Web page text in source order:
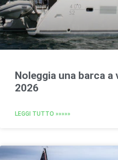
Noleggia una barca a
2026
LEGGI TUTTO »»»»»